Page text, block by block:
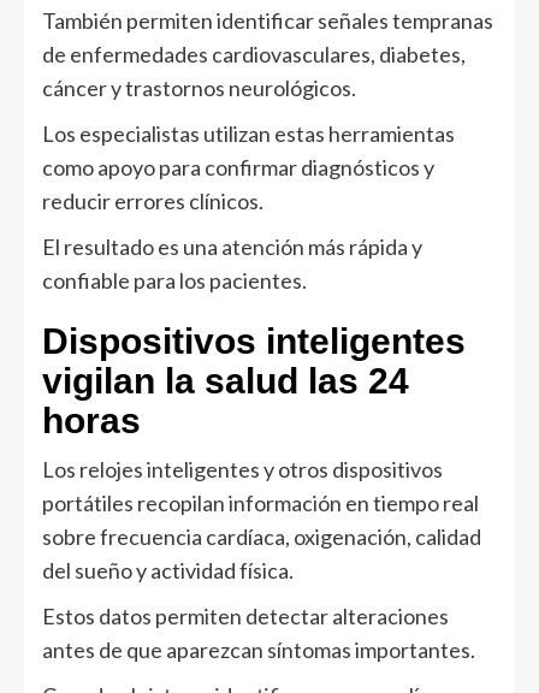
También permiten identificar señales tempranas
de enfermedades cardiovasculares, diabetes,
cáncer y trastornos neurológicos.
Los especialistas utilizan estas herramientas
como apoyo para confirmar diagnósticos y
reducir errores clínicos.
El resultado es una atención más rápida y
confiable para los pacientes.
Dispositivos inteligentes
vigilan la salud las 24
horas
Los relojes inteligentes y otros dispositivos
portátiles recopilan información en tiempo real
sobre frecuencia cardíaca, oxigenación, calidad
del sueño y actividad física.
Estos datos permiten detectar alteraciones
antes de que aparezcan síntomas importantes.